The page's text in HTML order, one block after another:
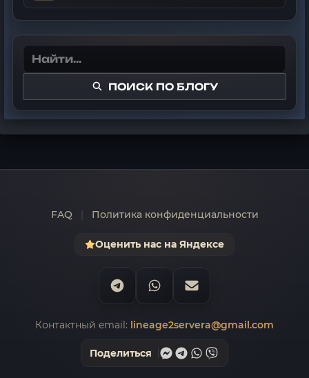
ПОИСК ПО БЛОГУ
FAQ Политика конфиденциальности
Оценить нас на Яндексе
Контактный email: lineage2servera@gmail.com
Поделиться